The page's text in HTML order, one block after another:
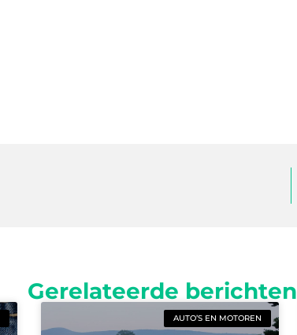
Gerelateerde berichten
AUTO’S EN MOTOREN